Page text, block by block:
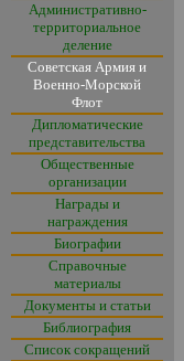
Административно-
территориальное
деление
Советская Армия и
Военно-Морской
Флот
Дипломатические
представительства
Общественные
организации
Награды и
награждения
Биографии
Справочные
материалы
Документы и статьи
Библиография
Список сокращений